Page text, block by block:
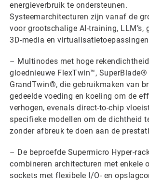
energieverbruik te ondersteunen.
Systeemarchitecturen zijn vanaf de
voor grootschalige AI-training, LLM’s,
3D-media en
– Multinodes met hoge
gloednieuwe FlexTwin™, SuperBlade®
GrandTwin®, die gebruikmaken van
gedeelde voeding en koeling om de
verhogen, evenals direct-to-chip
specifieke modellen om de dichtheid
zonder afbreuk te doen aan de
– De beproefde Supermicro Hyper-
combineren architecturen met enkele
sockets met flexibele I/O- en